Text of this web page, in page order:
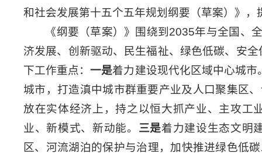
和社会发展第十五个五年规划纲要（草案）》，
《纲要（草案）》围绕到2035年与全国、
济发展、创新驱动、民生福祉、绿色低碳、安
下工作重点：一是着力建设现代化区域中心城市
城市，打造滇中城市群重要产业及人口聚集区
放在实体经济上，持之以恒大抓产业、主攻工
业、新模式、新动能。 三是着力建设生态文明
区、河流湖泊的保护与治理，加快推进绿色低